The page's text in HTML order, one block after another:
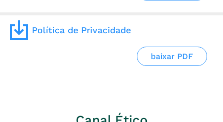
Política de Privacidade
baixar PDF